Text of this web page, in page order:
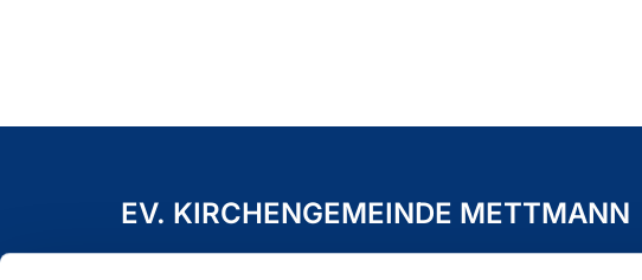
EV. KIRCHENGEMEINDE METTMANN